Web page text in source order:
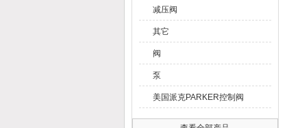
减压阀
其它
阀
泵
美国派克PARKER控制阀